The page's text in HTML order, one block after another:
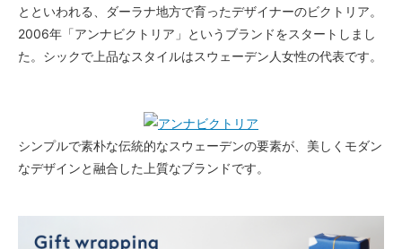
とといわれる、ダーラナ地方で育ったデザイナーのビクトリア。
2006年「アンナビクトリア」というブランドをスタートしまし
た。シックで上品なスタイルはスウェーデン人女性の代表です。
シンプルで素朴な伝統的なスウェーデンの要素が、美しくモダン
なデザインと融合した上質なブランドです。